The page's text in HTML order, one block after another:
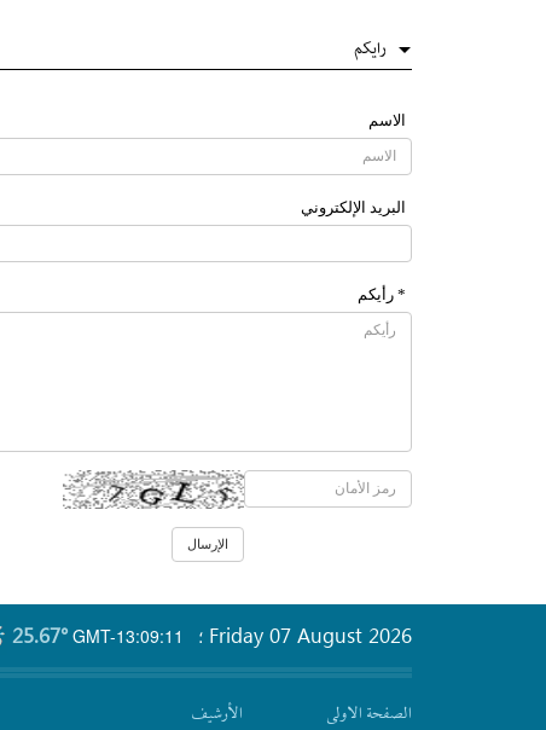
رایکم
الاسم
البرید الإلکتروني
* رأیکم
GMT-13:09:11
25.67° Friday 07 August 2026 ؛
الصفحة الاولى الأرشیف